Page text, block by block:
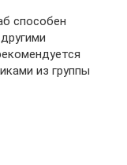
способен
из группы